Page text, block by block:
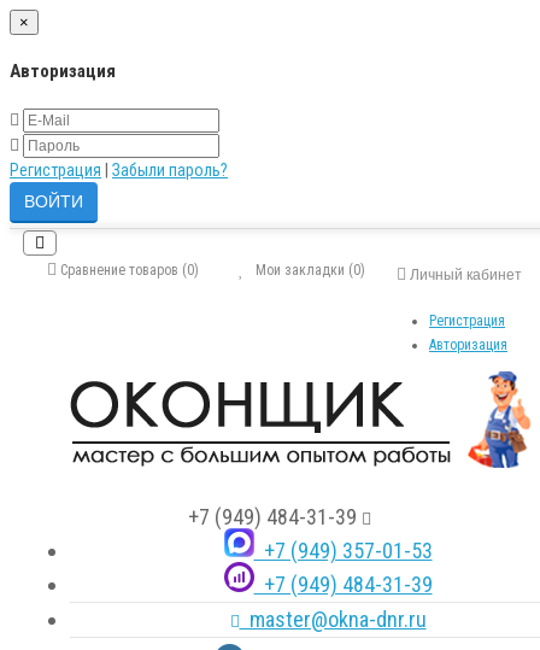
×
Авторизация
Регистрация Забыли пароль?
Личный кабинет
Регистрация
Авторизация
Мои закладки (0)
Сравнение товаров (0)
+7 (949) 484-31-39
+7 (949) 357-01-53
+7 (949) 484-31-39
master@okna-dnr.ru